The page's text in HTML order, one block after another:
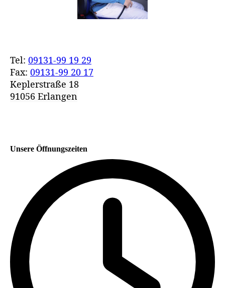
Tel: 09131-99 19 29
Fax: 09131-99 20 17
Keplerstraße 18
91056 Erlangen
Unsere Öffnungszeiten